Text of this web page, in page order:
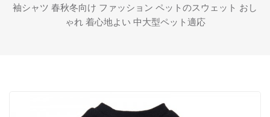
袖シャツ 春秋冬向け ファッション ペットのスウェット おし
ゃれ 着心地よい 中大型ペット適応